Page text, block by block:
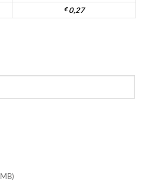
€0,27